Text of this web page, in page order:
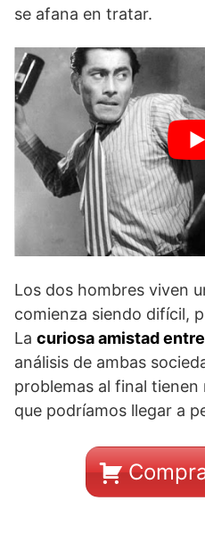
se afana en tratar.
Los dos hombres viven
comienza siendo difícil,
La curiosa amistad
análisis de ambas
problemas al final tienen
que podríamos llegar a